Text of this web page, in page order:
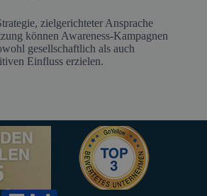
zielgerichteter Ansprache
können Awareness-Kampagnen
gesellschaftlich als auch
Einfluss erzielen.